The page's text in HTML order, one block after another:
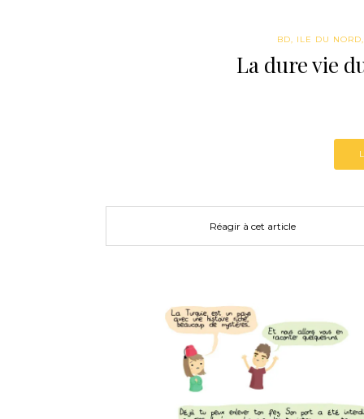
BD, ILE DU NORD
La dure vie
Réagir à cet article